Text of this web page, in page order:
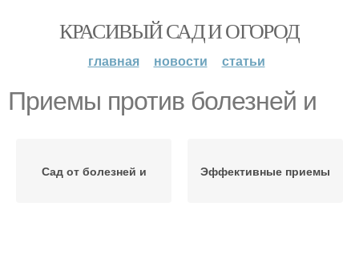
КРАСИВЫЙ САД И ОГОРОД
главная новости статьи
Приемы против болезней и
Сад от болезней и Эффективные приемы